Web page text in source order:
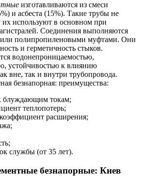
изготавливаются из смеси
и асбеста (15%). Такие трубы не
их используют в основном при
Соединения выполняются
или полипропиленовыми муфтами. Они
и герметичность стыков.
водонепроницаемостью,
устойчивостью к влиянию
вне, так и внутри трубопровода.
безнапорная: преимущества:
блуждающим токам;
теплопотерь;
расширения;
службы (от 35 лет).
безнапорные: Киев